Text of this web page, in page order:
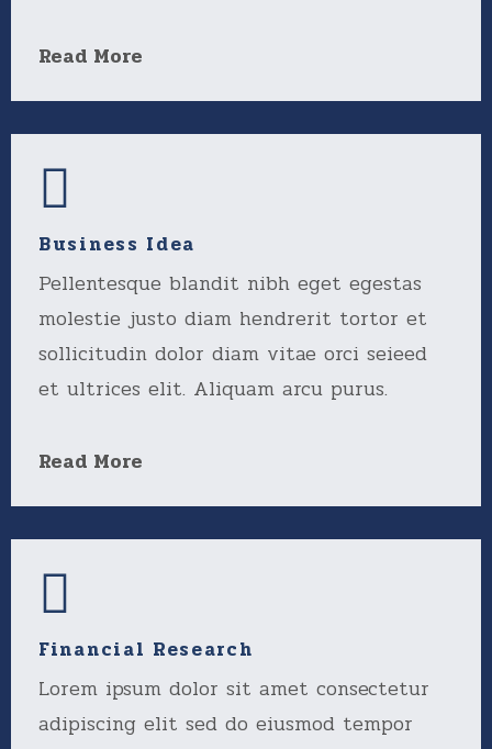
Read More
Business Idea
Pellentesque blandit nibh eget egestas
molestie justo diam hendrerit tortor et
sollicitudin dolor diam vitae orci seieed
et ultrices elit. Aliquam arcu purus.
Read More
Financial Research
Lorem ipsum dolor sit amet consectetur
adipiscing elit sed do eiusmod tempor